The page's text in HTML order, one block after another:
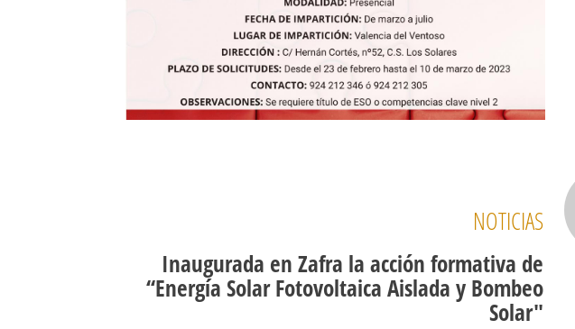
NOTICIAS
Inaugurada en Zafra la acción formativa de
‘‘Energía Solar Fotovoltaica Aislada y Bombeo
Solar"